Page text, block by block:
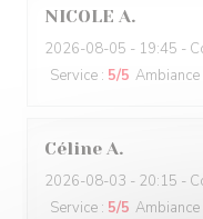
NICOLE A
2026-08-05 - 19:45 -
Service : 5/5 Ambiance
Céline A
2026-08-03 - 20:15 -
Service : 5/5 Ambiance